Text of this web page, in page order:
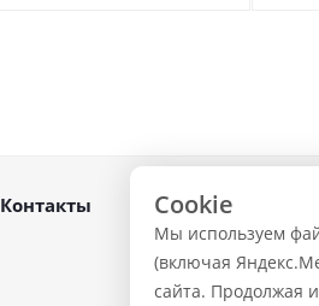
Контакты Cookie
Мы используем
(включая
сайта. Продолжая